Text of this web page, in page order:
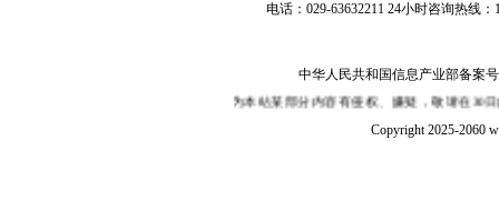
电话：029-63632211 24小时咨询热线
中华人民共和国信息产业部备案
内容的真实性,如果您认为本站某部分内容有侵权、嫌疑，敬请在30日内来函
Copyright 2025-2060